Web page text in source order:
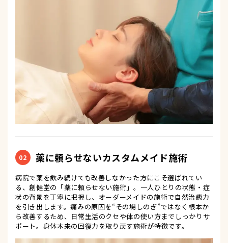
02 薬に頼らせないカスタムメイド施術
病院で薬を飲み続けても改善しなかった方にこそ選ばれてい
る、創健堂の「薬に頼らせない施術」。一人ひとりの状態・症
状の背景を丁寧に把握し、オーダーメイドの施術で自然治癒力
を引き出します。痛みの原因を“その場しのぎ”ではなく根本か
ら改善するため、日常生活のクセや体の使い方までしっかりサ
ポート。身体本来の回復力を取り戻す施術が特徴です。